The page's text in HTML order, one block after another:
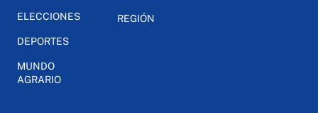
ELECCIONES
DEPORTES
MUNDO
AGRARIO
REGIÓN